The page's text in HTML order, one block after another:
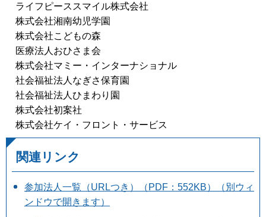
ライフピーススマイル株式会社
株式会社湘南幼児学園
株式会社こどもの森
医療法人おひさま会
株式会社マミー・インターナショナル
社会福祉法人なぎさ保育園
社会福祉法人ひまわり園
株式会社初案社
株式会社ケイ・フロント・サービス
関連リンク
参加法人一覧（URLつき）（PDF：552KB）（別ウィ
ンドウで開きます）